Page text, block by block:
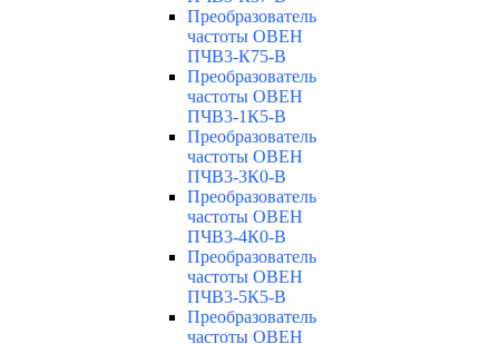
Преобразователь
частоты ОВЕН
ПЧВ3-К75-В
Преобразователь
частоты ОВЕН
ПЧВ3-1К5-В
Преобразователь
частоты ОВЕН
ПЧВ3-3К0-В
Преобразователь
частоты ОВЕН
ПЧВ3-4К0-В
Преобразователь
частоты ОВЕН
ПЧВ3-5К5-В
Преобразователь
частоты ОВЕН